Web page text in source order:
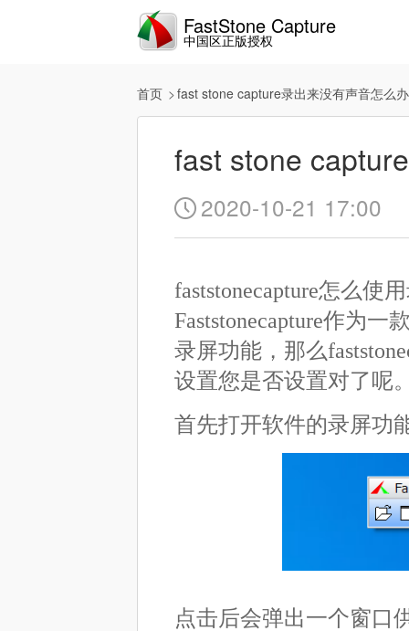
FastStone Capture
中国区正版授权
首页 fast stone capture录出来没有声音怎么
fast stone
 2020-10-21 17:00
faststonecapture怎么使
Faststonecapture作为
录屏功能，那么
设置您是否设置对了呢
首先打开软件的录屏功
点击后会弹出一个窗口